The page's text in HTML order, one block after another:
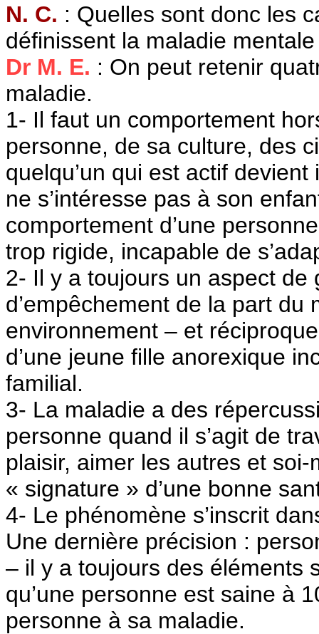
N. C. : Quelles sont donc les
définissent la maladie
Dr M. E. : On peut retenir
maladie.
1- Il faut un comportement
personne, de sa culture, des
quelqu’un qui est actif
ne s’intéresse pas à son
comportement d’une
trop rigide, incapable de
2- Il y a toujours un aspect de
d’empêchement de la part
environnement – et
d’une jeune fille anorexique
familial.
3- La maladie a des
personne quand il s’agit de
plaisir, aimer les autres et
« signature » d’une bonne
4- Le phénomène s’inscrit
Une dernière précision :
– il y a toujours des éléments
qu’une personne est saine à
personne à sa maladie.